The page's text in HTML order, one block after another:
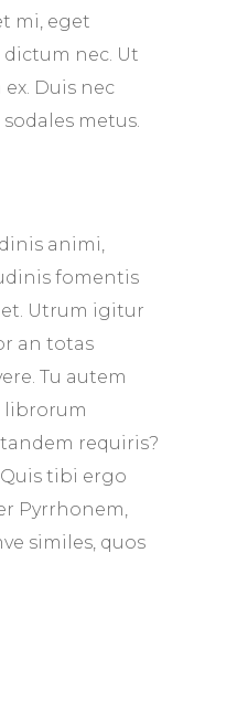
mi, eget
nec. Ut
Duis nec
metus.
animi,
fomentis
Utrum igitur
an totas
Tu autem
librorum
requiris?
tibi ergo
Pyrrhonem,
similes, quos